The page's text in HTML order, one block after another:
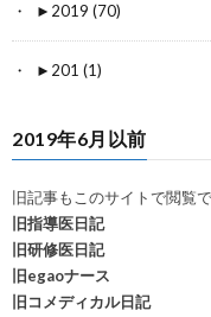
► 2019 (70)
► 201 (1)
2019年6月以前
旧記事もこのサイトで閲覧
旧指導医日記
旧研修医日記
旧egaoナース
旧コメディカル日記